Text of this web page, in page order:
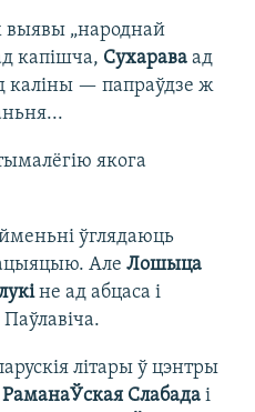
выявы „народнай
капішча, Сухараваад
каліны — папраўдзе ж
якога
ўглядаюць
Але Лошыца
не ад абцаса і
літары ў цэнтры
РаманаЎская Слабадаі